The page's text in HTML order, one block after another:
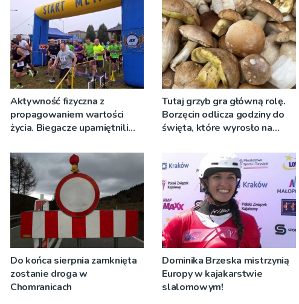
Aktywność fizyczna z
propagowaniem wartości
życia. Biegacze upamiętnili
Tutaj grzyb gra główną rolę.
Borzęcin odlicza godziny do
święta, które wyrosło na
Do końca sierpnia zamknięta
zostanie droga w
Chomranicach
Dominika Brzeska mistrzynią
Europy w kajakarstwie
slalomowym!